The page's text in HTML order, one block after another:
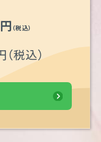
円 （税込）
（税込）